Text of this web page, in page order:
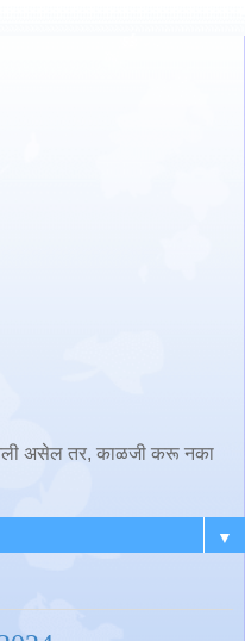
असेल तर, काळजी करू नका
▼